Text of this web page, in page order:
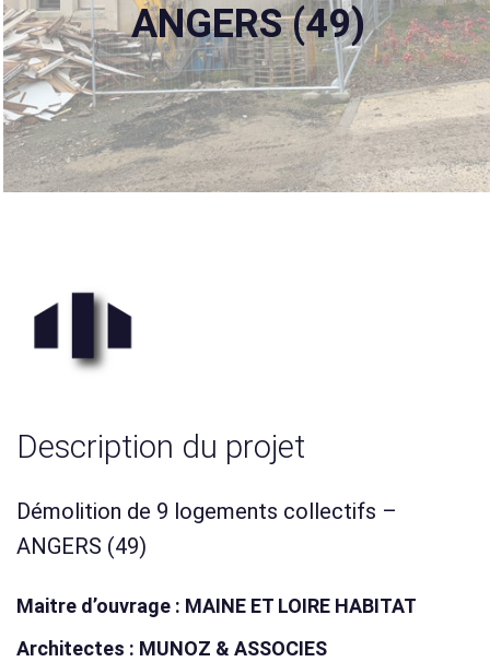
ANGERS (49)
Description du projet
Démolition de 9 logements collectifs –
ANGERS (49)
Maitre d’ouvrage : MAINE ET LOIRE HABITAT
Architectes : MUNOZ & ASSOCIES